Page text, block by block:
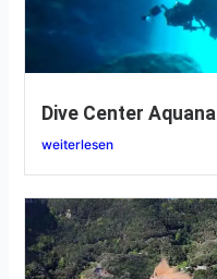
Dive Center
weiterlesen